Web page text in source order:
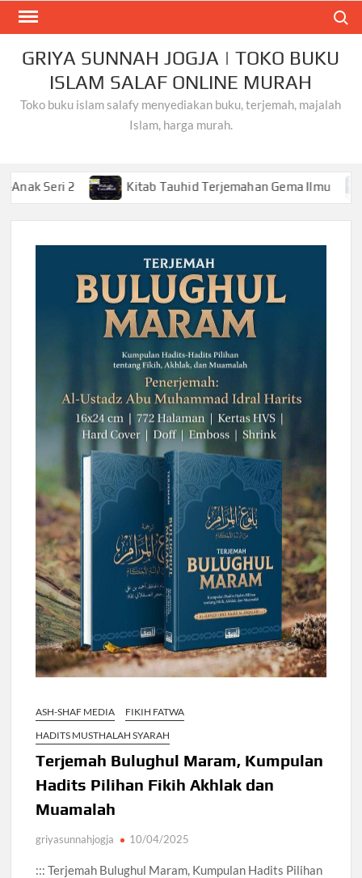
Skip
contentGRIYA SUNNAH JOGJA | TOKO BUKU
ISLAM SALAF ONLINE MURAH
Toko buku islam salafy menyediakan buku, terjemah, majalah
Islam, harga murah.
2 Kitab Tauhid Terjemahan Gema Ilmu
ASH-SHAF MEDIA
FIKIH FATWA
HADITS MUSTHALAH SYARAH
Terjemah Bulughul Maram, Kumpulan
Hadits Pilihan Fikih Akhlak dan
Muamalah
griyasunnahjogja 10/04/2025
::: Terjemah Bulughul Maram, Kumpulan Hadits Pilihan